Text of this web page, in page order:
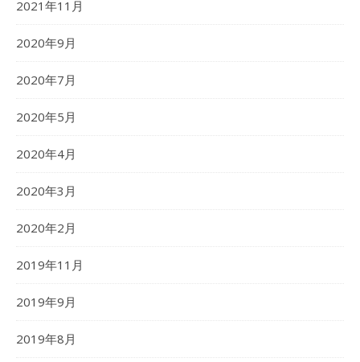
2021年11月
2020年9月
2020年7月
2020年5月
2020年4月
2020年3月
2020年2月
2019年11月
2019年9月
2019年8月